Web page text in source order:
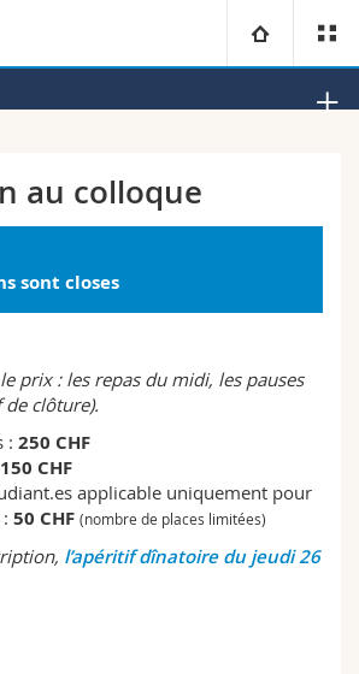
et de la formation
Colloque international sur la
au colloque
sont closes
prix : les repas du midi, les pauses
de clôture).
: 250 CHF
150 CHF
applicable uniquement pour
50 CHF (nombre de places limitées)
, l’apéritif dînatoire du jeudi 26